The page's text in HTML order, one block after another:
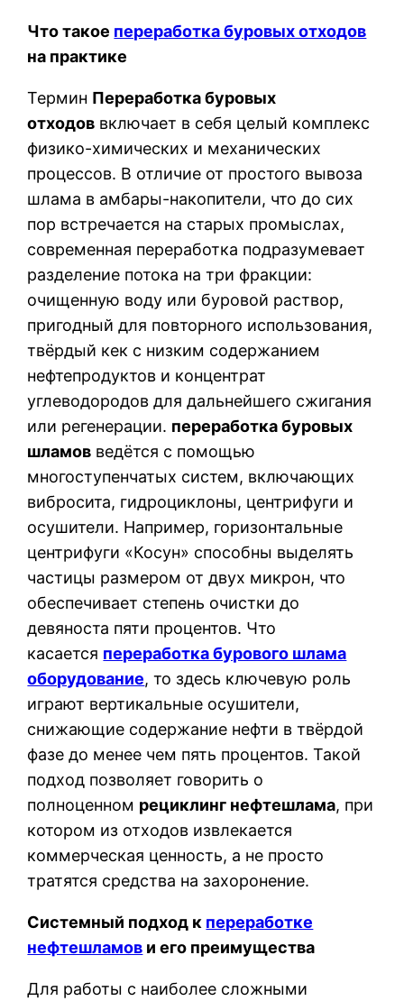
Что такое переработка буровых отходов
на практике
Термин Переработка буровых
отходов включает в себя целый комплекс
физико-химических и механических
процессов. В отличие от простого вывоза
шлама в амбары-накопители, что до сих
пор встречается на старых промыслах,
современная переработка подразумевает
разделение потока на три фракции:
очищенную воду или буровой раствор,
пригодный для повторного использования,
твёрдый кек с низким содержанием
нефтепродуктов и концентрат
углеводородов для дальнейшего сжигания
или регенерации. переработка буровых
шламов ведётся с помощью
многоступенчатых систем, включающих
вибросита, гидроциклоны, центрифуги и
осушители. Например, горизонтальные
центрифуги «Косун» способны выделять
частицы размером от двух микрон, что
обеспечивает степень очистки до
девяноста пяти процентов. Что
касается переработка бурового шлама
оборудование, то здесь ключевую роль
играют вертикальные осушители,
снижающие содержание нефти в твёрдой
фазе до менее чем пять процентов. Такой
подход позволяет говорить о
полноценном рециклинг нефтешлама, при
котором из отходов извлекается
коммерческая ценность, а не просто
тратятся средства на захоронение.
Системный подход к переработке
нефтешламов и его преимущества
Для работы с наиболее сложными